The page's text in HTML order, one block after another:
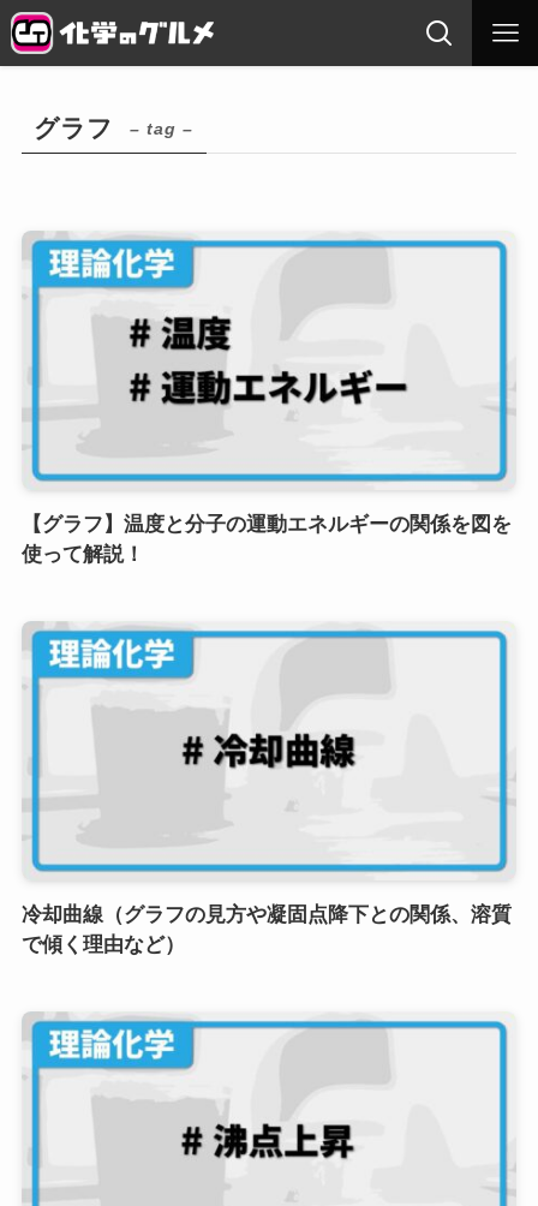
グラフ – tag –
【グラフ】温度と分子の運動エネルギーの関係を図を
使って解説！
冷却曲線（グラフの見方や凝固点降下との関係、溶質
で傾く理由など）